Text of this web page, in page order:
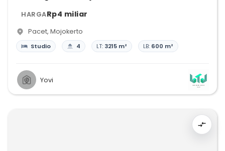
HARGARp4 miliar
Pacet, Mojokerto
Studio 4 LT: 3215 m² LB: 600 m²
Yovi